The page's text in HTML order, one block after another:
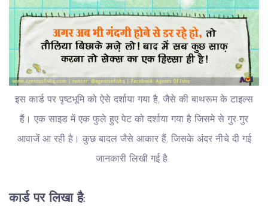
इस कार्ड पर पृष्टभूमि को ऐसे दर्शाया गया है, जैसे की बाथरूम के टाइल्स
हैं। एक साइड में एक फुले हुए पेट को दर्शाया गया है जिसमे से गुर-गुर
आवाजें आ रही है। कुछ बादल जैसे आकार हैं, जिसके अंदर नीचे दी गई
जानकारी लिखी गई है:
कार्ड पर लिखा है: